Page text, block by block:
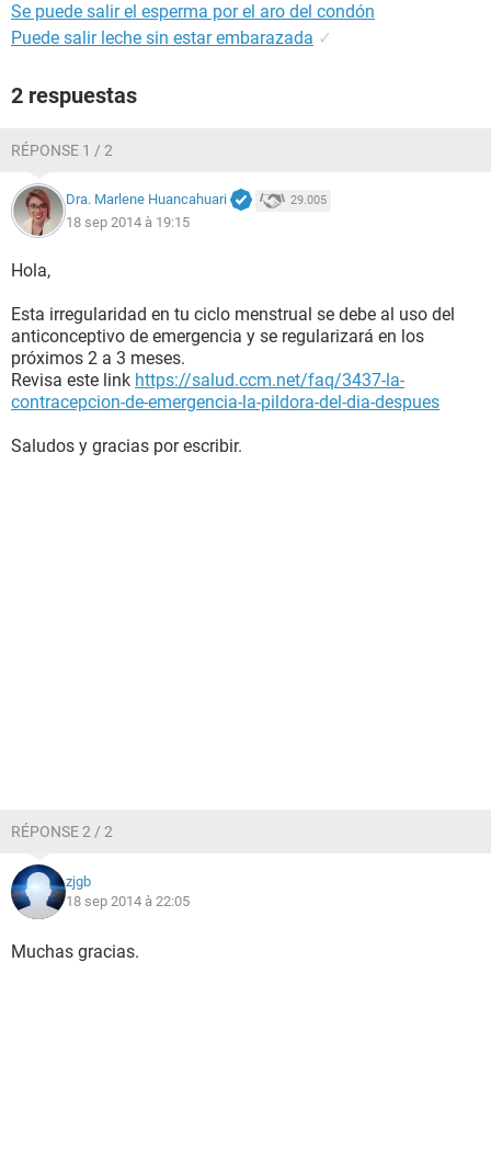
Se puede salir el esperma por el aro del condón
Puede salir leche sin estar embarazada ✓
2 respuestas
RÉPONSE 1 / 2
Dra. Marlene Huancahuari 29.005
18 sep 2014 à 19:15
Hola,
Esta irregularidad en tu ciclo menstrual se debe al uso del
anticonceptivo de emergencia y se regularizará en los
próximos 2 a 3 meses.
Revisa este link https://salud.ccm.net/faq/3437-la-
contracepcion-de-emergencia-la-pildora-del-dia-despues
Saludos y gracias por escribir.
RÉPONSE 2 / 2
zjgb
18 sep 2014 à 22:05
Muchas gracias.